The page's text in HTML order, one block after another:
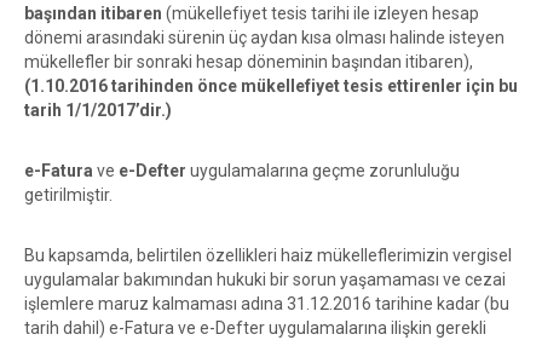
başından itibaren (mükellefiyet tesis tarihi ile izleyen hesap
dönemi arasındaki sürenin üç aydan kısa olması halinde isteyen
mükellefler bir sonraki hesap döneminin başından itibaren),
(1.10.2016 tarihinden önce mükellefiyet tesis ettirenler için bu
tarih 1/1/2017’dir.)
e-Fatura ve e-Defter uygulamalarına geçme zorunluluğu
getirilmiştir.
Bu kapsamda, belirtilen özellikleri haiz mükelleflerimizin vergisel
uygulamalar bakımından hukuki bir sorun yaşamaması ve cezai
işlemlere maruz kalmaması adına 31.12.2016 tarihine kadar (bu
tarih dahil) e-Fatura ve e-Defter uygulamalarına ilişkin gerekli